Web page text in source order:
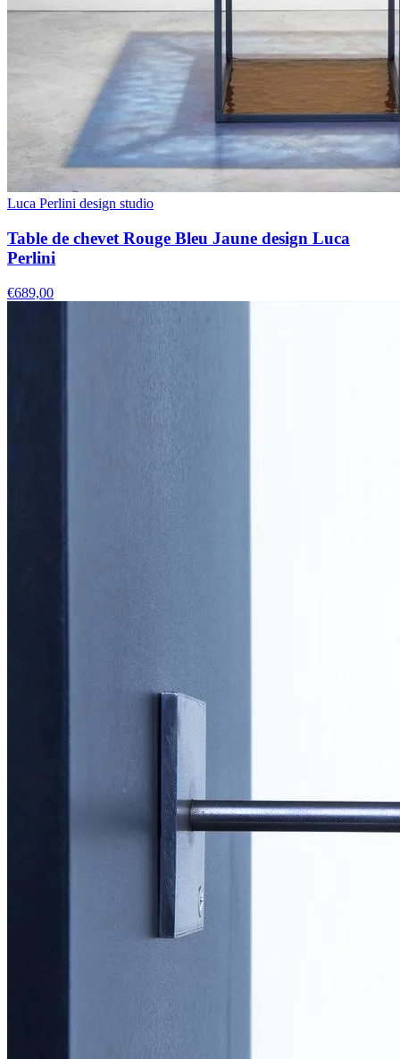
Luca Perlini design studio
Table de chevet Rouge Bleu Jaune design Luca
Perlini
€689,00